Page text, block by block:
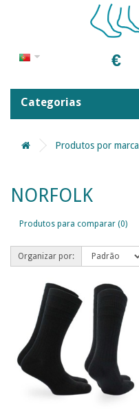
€
Categorias
Produtos por marca
NORFOLK
Produtos para comparar (0)
Organizar por: